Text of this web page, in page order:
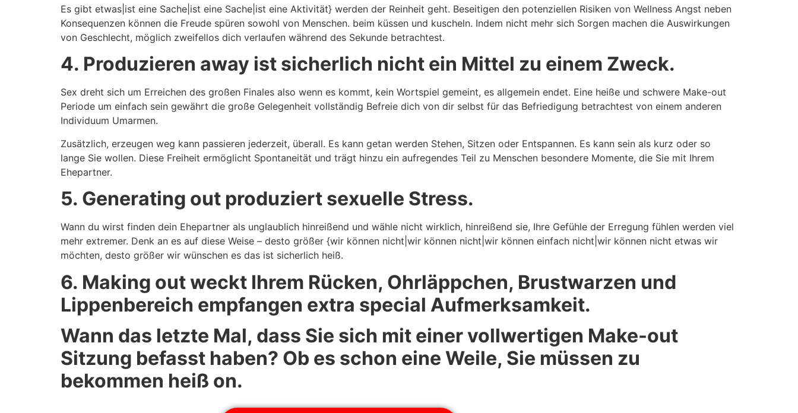
Es gibt etwas|ist eine Sache|ist eine Sache|ist eine Aktivität} werden der Reinheit geht. Beseitigen den potenziellen Risiken von Wellness Angst neben
Konsequenzen können die Freude spüren sowohl von Menschen. beim küssen und kuscheln. Indem nicht mehr sich Sorgen machen die Auswirkungen
von Geschlecht, möglich zweifellos dich verlaufen während des Sekunde betrachtest.
4. Produzieren away ist sicherlich nicht ein Mittel zu einem Zweck.
Sex dreht sich um Erreichen des großen Finales also wenn es kommt, kein Wortspiel gemeint, es allgemein endet. Eine heiße und schwere Make-out
Periode um einfach sein gewährt die große Gelegenheit vollständig Befreie dich von dir selbst für das Befriedigung betrachtest von einem anderen
Individuum Umarmen.
Zusätzlich, erzeugen weg kann passieren jederzeit, überall. Es kann getan werden Stehen, Sitzen oder Entspannen. Es kann sein als kurz oder so
lange Sie wollen. Diese Freiheit ermöglicht Spontaneität und trägt hinzu ein aufregendes Teil zu Menschen besondere Momente, die Sie mit Ihrem
Ehepartner.
5. Generating out produziert sexuelle Stress.
Wann du wirst finden dein Ehepartner als unglaublich hinreißend und wähle nicht wirklich, hinreißend sie, Ihre Gefühle der Erregung fühlen werden viel
mehr extremer. Denk an es auf diese Weise – desto größer {wir können nicht|wir können nicht|wir können einfach nicht|wir können nicht etwas wir
möchten, desto größer wir wünschen es das ist sicherlich heiß.
6. Making out weckt Ihrem Rücken, Ohrläppchen, Brustwarzen und
Lippenbereich empfangen extra special Aufmerksamkeit.
Wann das letzte Mal, dass Sie sich mit einer vollwertigen Make-out
Sitzung befasst haben? Ob es schon eine Weile, Sie müssen zu
bekommen heiß on.